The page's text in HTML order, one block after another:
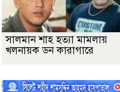
সালমান শাহ হত্যা মামলায়
খলনায়ক ডন কারাগারে